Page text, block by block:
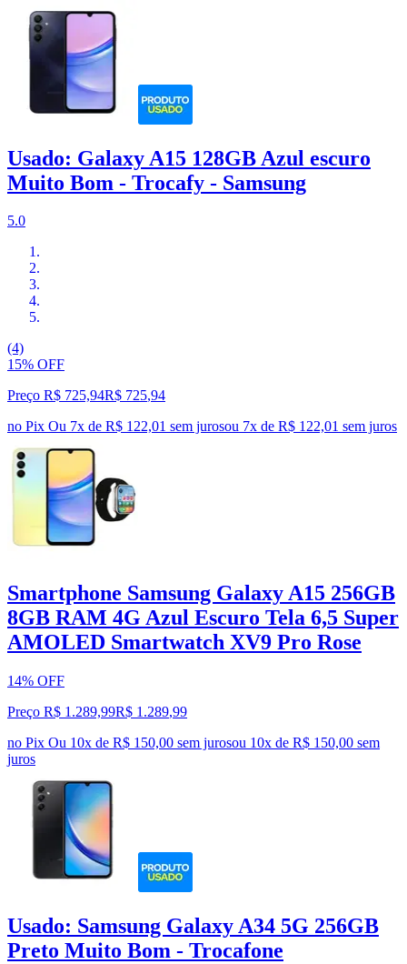
Usado: Galaxy A15 128GB Azul escuro
Muito Bom - Trocafy - Samsung
5.0
(4)
15% OFF
Preço R$ 725,94R$ 725,94
no Pix Ou 7x de R$ 122,01 sem jurosou 7x de R$ 122,01 sem juros
Smartphone Samsung Galaxy A15 256GB
8GB RAM 4G Azul Escuro Tela 6,5 Super
AMOLED Smartwatch XV9 Pro Rose
14% OFF
Preço R$ 1.289,99R$ 1.289,99
no Pix Ou 10x de R$ 150,00 sem jurosou 10x de R$ 150,00 sem
juros
Usado: Samsung Galaxy A34 5G 256GB
Preto Muito Bom - Trocafone